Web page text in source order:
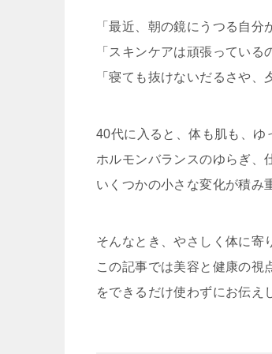
「最近、朝の鏡にうつる自分
「スキンケアは頑張っている
「寝ても抜けないだるさや、
40代に入ると、体も肌も、ゆ
ホルモンバランスのゆらぎ、
いくつかの小さな変化が積み
そんなとき、やさしく体に寄
この記事では美容と健康の視
をできるだけ使わずにお伝え